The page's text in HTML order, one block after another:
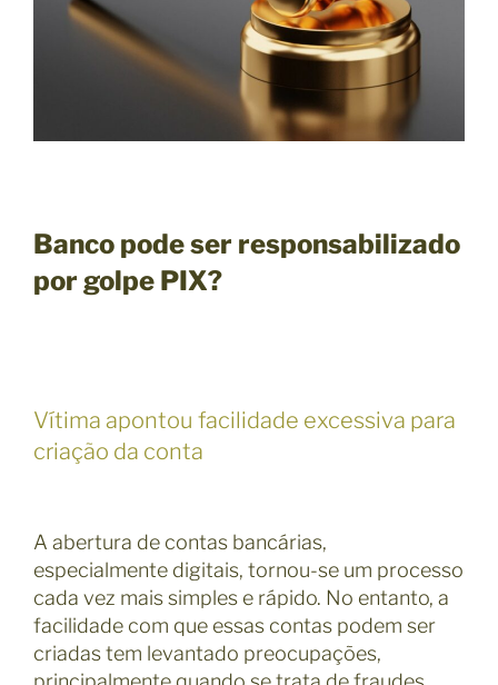
Banco pode ser responsabilizado
por golpe PIX?
Vítima apontou facilidade excessiva para
criação da conta
A abertura de contas bancárias,
especialmente digitais, tornou-se um processo
cada vez mais simples e rápido. No entanto, a
facilidade com que essas contas podem ser
criadas tem levantado preocupações,